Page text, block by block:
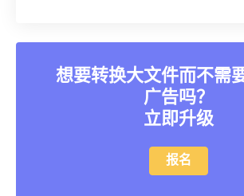
想要转换大文件而不需
广告吗？
立即升级
报名